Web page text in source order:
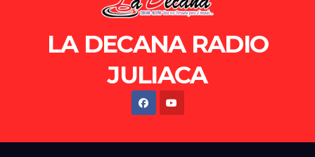
LA DECANA RADIO
JULIACA